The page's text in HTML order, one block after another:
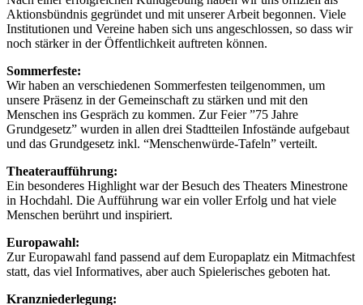
Aktionsbündnis gegründet und mit unserer Arbeit begonnen. Viele
Institutionen und Vereine haben sich uns angeschlossen, so dass wir
noch stärker in der Öffentlichkeit auftreten können.
Sommerfeste:
Wir haben an verschiedenen Sommerfesten teilgenommen, um
unsere Präsenz in der Gemeinschaft zu stärken und mit den
Menschen ins Gespräch zu kommen. Zur Feier ”75 Jahre
Grundgesetz” wurden in allen drei Stadtteilen Infostände aufgebaut
und das Grundgesetz inkl. “Menschenwürde-Tafeln” verteilt.
Theateraufführung:
Ein besonderes Highlight war der Besuch des Theaters Minestrone
in Hochdahl. Die Aufführung war ein voller Erfolg und hat viele
Menschen berührt und inspiriert.
Europawahl:
Zur Europawahl fand passend auf dem Europaplatz ein Mitmachfest
statt, das viel Informatives, aber auch Spielerisches geboten hat.
Kranzniederlegung: